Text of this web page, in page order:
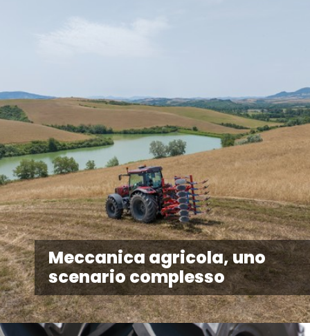
Meccanica agricola, uno
scenario complesso